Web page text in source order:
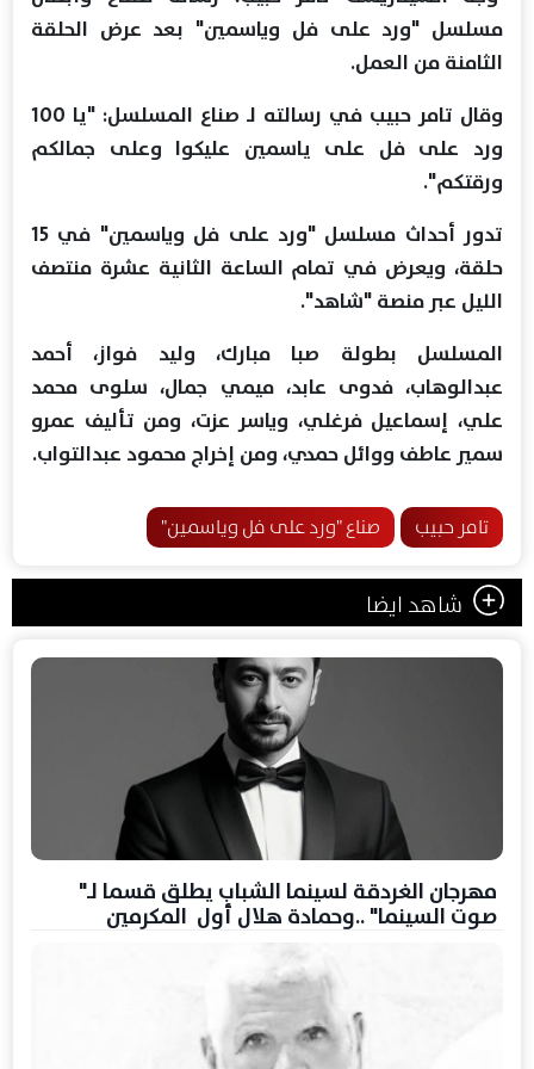
مسلسل "ورد على فل وياسمين" بعد عرض الحلقة
الثامنة من العمل.
وقال تامر حبيب في رسالته لـ صناع المسلسل: "يا 100
ورد على فل على ياسمين عليكوا وعلى جمالكم
ورقتكم".
تدور أحداث مسلسل "ورد على فل وياسمين" في 15
حلقة، ويعرض في تمام الساعة الثانية عشرة منتصف
الليل عبر منصة "شاهد".
المسلسل بطولة صبا مبارك، وليد فواز، أحمد
عبدالوهاب، فدوى عابد، ميمي جمال، سلوى محمد
علي، إسماعيل فرغلي، وياسر عزت، ومن تأليف عمرو
سمير عاطف ووائل حمدي، ومن إخراج محمود عبدالتواب.
تامر حبيب صناع "ورد على فل وياسمين"
شاهد ايضا
مهرجان الغردقة لسينما الشباب يطلق قسما لـ"
صوت السينما" ..وحمادة هلال أول المكرمين